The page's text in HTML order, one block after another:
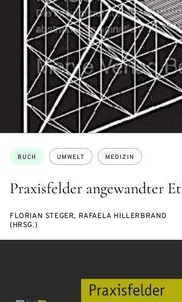
Praxisfelder angewandter
Themen:
BUCH UMWELT MEDIZIN
FLORIAN STEGER, RAFAELA HILLERBRAND
(HRSG.)